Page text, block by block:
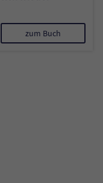
zum Buch